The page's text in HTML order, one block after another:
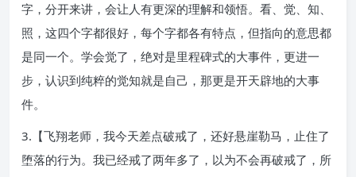
字，分开来讲，会让人有更深的理解和领悟。看、觉、知、
照，这四个字都很好，每个字都各有特点，但指向的意思都
是同一个。学会觉了，绝对是里程碑式的大事件，更进一
步，认识到纯粹的觉知就是自己，那更是开天辟地的大事
件。
3.【飞翔老师，我今天差点破戒了，还好悬崖勒马，止住了
堕落的行为。我已经戒了两年多了，以为不会再破戒了，所